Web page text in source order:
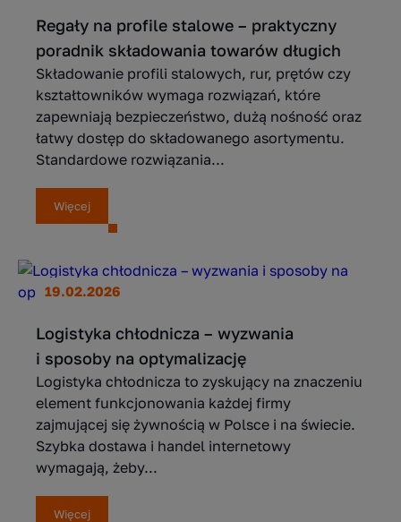
Regały na profile stalowe – praktyczny
poradnik składowania towarów długich
Składowanie profili stalowych, rur, prętów czy
kształtowników wymaga rozwiązań, które
zapewniają bezpieczeństwo, dużą nośność oraz
łatwy dostęp do składowanego asortymentu.
Standardowe rozwiązania...
Więcej
19.02.2026
Logistyka chłodnicza – wyzwania
i sposoby na optymalizację
Logistyka chłodnicza to zyskujący na znaczeniu
element funkcjonowania każdej firmy
zajmującej się żywnością w Polsce i na świecie.
Szybka dostawa i handel internetowy
wymagają, żeby...
Więcej